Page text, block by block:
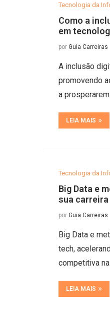
Tecnologia da
Como a
em
por Guia Carreiras
A inclusão
promovendo
a
LEIA MAIS
Tecnologia da
Big Data e
sua carreira
por Guia Carreiras
Big Data e
tech,
competitiva
LEIA MAIS